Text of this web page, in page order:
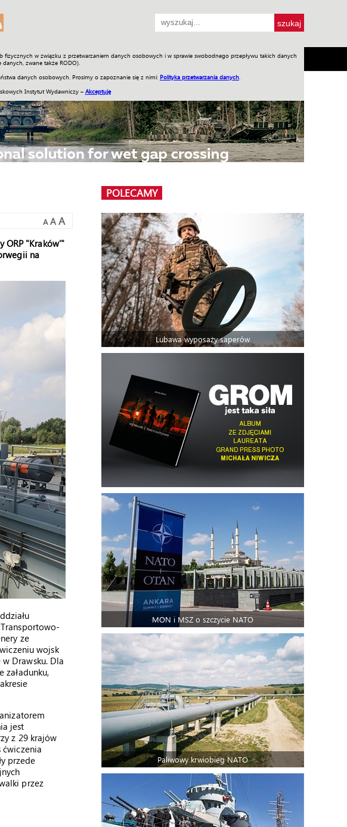
fizycznych w związku z przetwarzaniem danych osobowych i w sprawie swobodnego przepływu takich danych
zwane także RODO).
danych osobowych. Prosimy o zapoznanie się z nimi: Polityka przetwarzania danych
Instytut Wydawniczy – Akceptuję
Wideo ENGLISH SKLEP Jednodniówki Praca w WIW
A A A
ORP "Kraków'"
na
ze
wojsk
Drawsku. Dla
załadunku,
jest
z 29 krajów
ćwiczenia
przede
przez
POLECAMY
Lubawa wyposaży saperów
MON i MSZ o szczycie NATO
Paliwowy krwiobieg NATO